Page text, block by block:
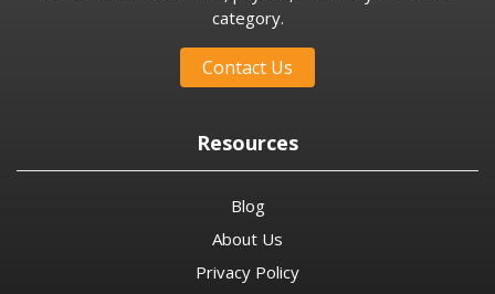
category.
Contact Us
Resources
Blog
About Us
Privacy Policy